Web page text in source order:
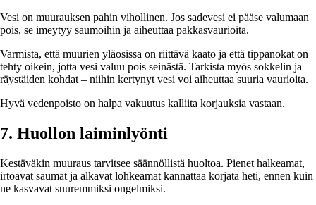
Vesi on muurauksen pahin vihollinen. Jos sadevesi ei pääse valumaan
pois, se imeytyy saumoihin ja aiheuttaa pakkasvaurioita.
Varmista, että muurien yläosissa on riittävä kaato ja että tippanokat on
tehty oikein, jotta vesi valuu pois seinästä. Tarkista myös sokkelin ja
räystäiden kohdat – niihin kertynyt vesi voi aiheuttaa suuria vaurioita.
Hyvä vedenpoisto on halpa vakuutus kalliita korjauksia vastaan.
7. Huollon laiminlyönti
Kestäväkin muuraus tarvitsee säännöllistä huoltoa. Pienet halkeamat,
irtoavat saumat ja alkavat lohkeamat kannattaa korjata heti, ennen kuin
ne kasvavat suuremmiksi ongelmiksi.